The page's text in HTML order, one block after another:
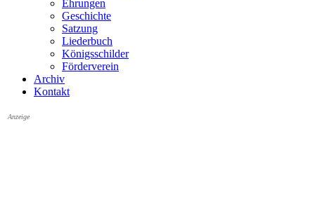
Ehrungen
Geschichte
Satzung
Liederbuch
Königsschilder
Förderverein
Archiv
Kontakt
Anzeige